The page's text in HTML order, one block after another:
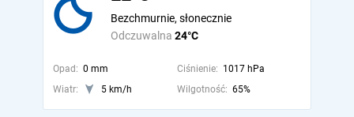
Odczuwalna 24°C
Bezchmurnie, słonecznie
Opad: 0 mm Ciśnienie: 1017 hPa
Wiatr:
5 km/h Wilgotność: 65%